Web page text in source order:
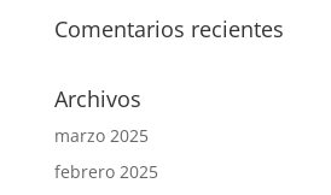
Comentarios recientes
Archivos
marzo 2025
febrero 2025